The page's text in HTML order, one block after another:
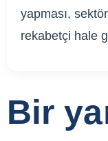
yapması,
rekabetçi hale
Bir